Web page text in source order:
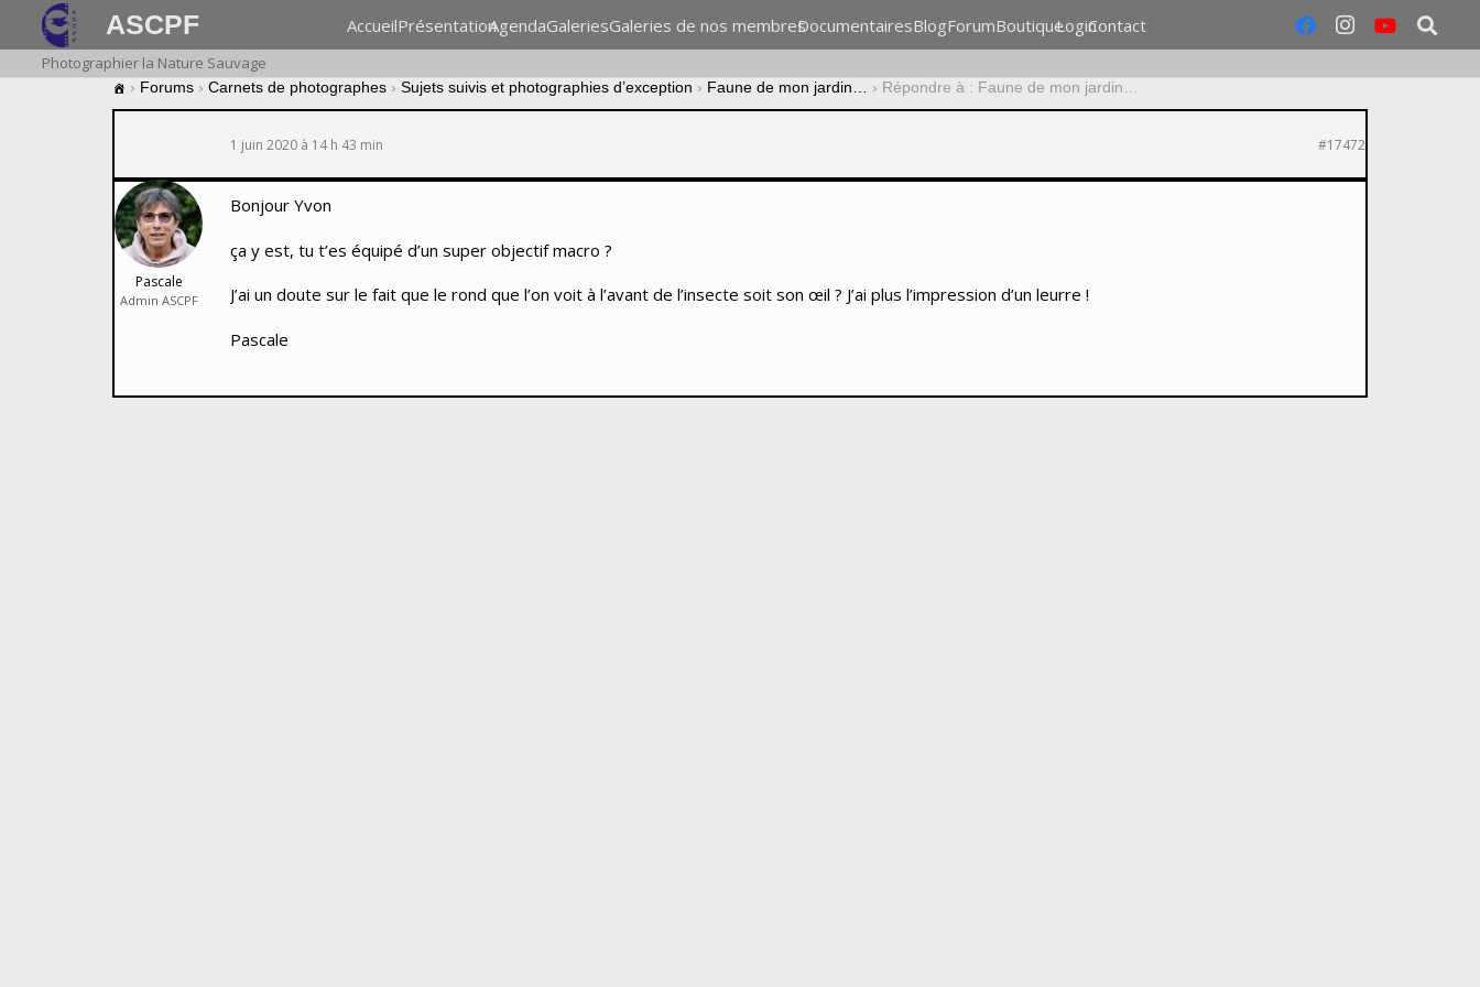
ASCPF AccueilPrésentationAgendaGaleriesGaleries de nos membresDocumentairesBlogForumBoutiqueLoginContact
Photographier la Nature Sauvage
› Forums › Carnets de photographes › Sujets suivis et photographies d’exception › Faune de mon jardin… › Répondre à : Faune de mon jardin…
1 juin 2020 à 14 h 43 min #17472
Pascale
Admin ASCPF
Bonjour Yvon
ça y est, tu t’es équipé d’un super objectif macro ?
J’ai un doute sur le fait que le rond que l’on voit à l’avant de l’insecte soit son œil ? J’ai plus l’impression d’un leurre !
Pascale